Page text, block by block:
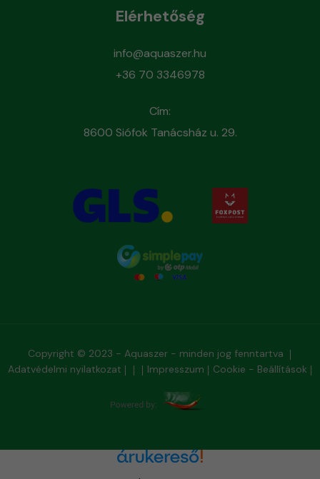
Elérhetőség
info@aquaszer.hu
+36 70 3346978
Cím:
8600 Siófok Tanácsház u. 29.
Copyright © 2023 - Aquaszer - minden jog fenntartva
Adatvédelmi nyilatkozat
Impresszum Cookie - Beállítások